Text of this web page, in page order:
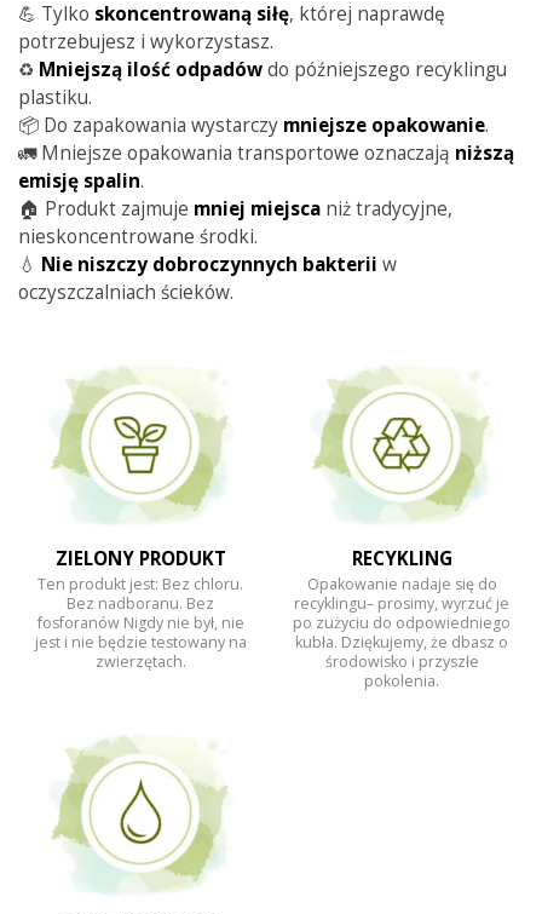
💪 Tylko skoncentrowaną siłę, której naprawdę
potrzebujesz i wykorzystasz.
♻️ Mniejszą ilość odpadówdo późniejszego recyklingu
plastiku.
📦 Do zapakowania wystarczy mniejsze opakowanie.
🚛 Mniejsze opakowania transportowe oznaczają niższą
emisję spalin.
🏠 Produkt zajmuje mniej miejsca niż tradycyjne,
nieskoncentrowane środki.
💧 Nie niszczy dobroczynnych bakterii w
oczyszczalniach ścieków.
ZIELONY PRODUKT
Ten produkt jest: Bez chloru.
Bez nadboranu. Bez
fosforanów Nigdy nie był, nie
jest i nie będzie testowany na
zwierzętach.
RECYKLING
Opakowanie nadaje się do
recyklingu– prosimy, wyrzuć je
po zużyciu do odpowiedniego
kubła. Dziękujemy, że dbasz o
środowisko i przyszłe
pokolenia.